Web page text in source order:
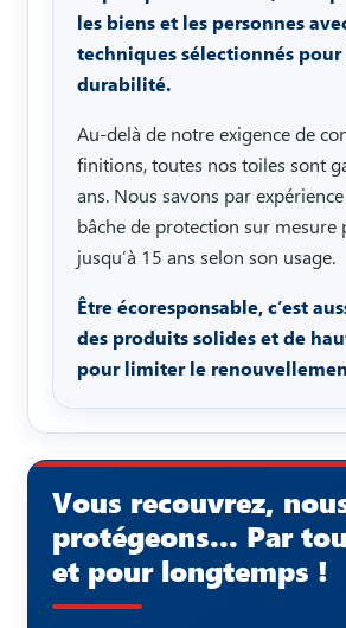
les biens et les personnes
techniques sélectionnés
durabilité.
Au-delà de notre exigence de
finitions, toutes nos toiles sont
ans. Nous savons par
bâche de protection sur mesure
jusqu’à 15 ans selon son usage.
Être écoresponsable, c’est
des produits solides et de
pour limiter le
Vous recouvrez,
protégeons... Par
et pour longtemps !